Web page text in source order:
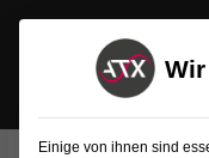
Einige von ihnen sind